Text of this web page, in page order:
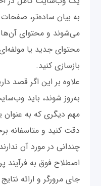
به بیان ساده‌تر،
می‌شوند و محتوای آن‌ها
محتوای جدید یا
باز‌سازی کنید.
علاوه بر این اگر قصد
به‌روز شوند، باید
مهم دیگری که به
دقت کنید و متاسفانه
چندانی در مورد آن
اصطلاح فوق به
جای مرورگر و ارائه